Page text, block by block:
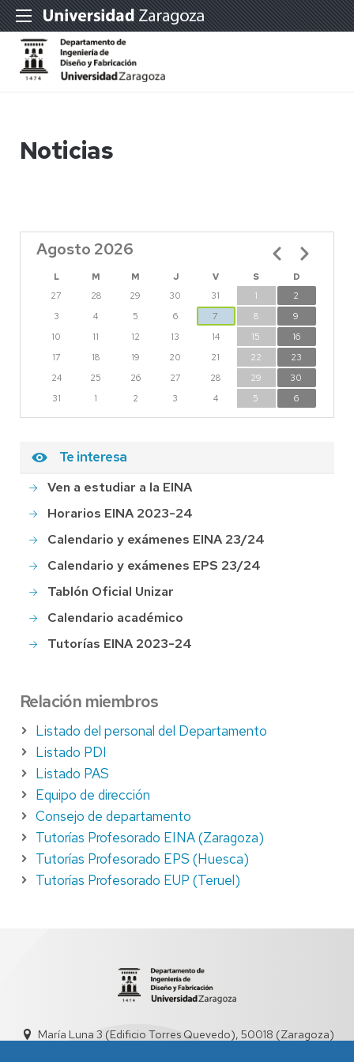
Noticias
Agosto 2026
L M M J V S
D
27
28 29 30 31 1
2
3
4 5 6 7 8
9
10
11 12 13 14 15
16
17
18 19 20 21 22
23
24
25 26 27 28 29
30
31
1 2 3 4 5 6
Paginación
Te interesa
Ven a estudiar a la EINA
Horarios EINA 2023-24
Calendario y exámenes EINA 23/24
Calendario y exámenes EPS 23/24
Tablón Oficial Unizar
Calendario académico
Tutorías EINA 2023-24
Relación miembros
Listado del personal del Departamento
Listado PDI
Listado PAS
Equipo de dirección
Consejo de departamento
Tutorías Profesorado EINA (Zaragoza)
Tutorías Profesorado EPS (Huesca)
Tutorías Profesorado EUP (Teruel)
María Luna 3 (Edificio Torres Quevedo), 50018 (Zaragoza)